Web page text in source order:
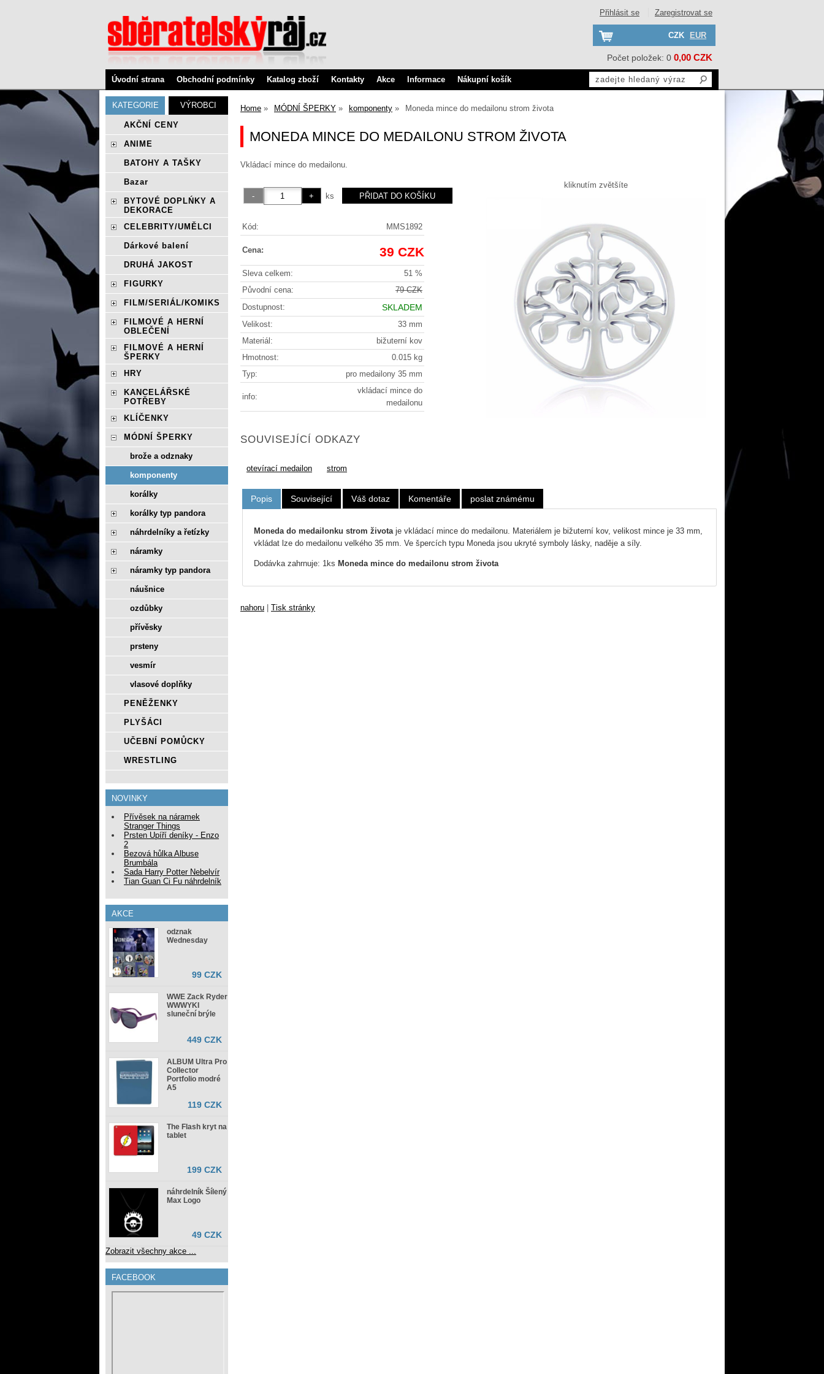
Počet položek: 0 0,00 CZK
CZK EUR
Přihlásit se Zaregistrovat se
Úvodní strana Obchodní podmínky Katalog zboží Kontakty Akce Informace Nákupní košík
Home MÓDNÍ ŠPERKY komponenty Moneda mince do medailonu strom života
MONEDA MINCE DO MEDAILONU STROM ŽIVOTA
Vkládací mince do medailonu.
kliknutím zvětšíte
ks
Kód: MMS1892
Cena: 39 CZK
Sleva celkem:
51 %
Původní cena:
79 CZK
Dostupnost:
SKLADEM
Velikost:
33 mm
Materiál:
bižuterní kov
Hmotnost:
0.015 kg
Typ:
pro medailony 35 mm
info:
vkládací mince do
medailonu
SOUVISEJÍCÍ ODKAZY
otevírací medailon strom
Popis Související Váš dotaz Komentáře poslat známému
Moneda do medailonku strom životaje vkládací mince do medailonu. Materiálem je bižuterní kov, velikost mince je 33 mm,
vkládat lze do medailonu velkého 35 mm. Ve špercích typu Moneda jsou ukryté symboly lásky, naděje a síly.
Dodávka zahrnuje: 1ks Moneda mince do medailonu strom života
nahoru Tisk stránky
KATEGORIE VÝROBCI
AKČNÍ CENY
ANIME
BATOHY A TAŠKY
Bazar
BYTOVÉ DOPLŃKY A
DEKORACE
CELEBRITY/UMĚLCI
Dárkové balení
DRUHÁ JAKOST
FIGURKY
FILM/SERIÁL/KOMIKS
FILMOVÉ A HERNÍ
OBLEČENÍ
FILMOVÉ A HERNÍ
ŠPERKY
HRY
KANCELÁŘSKÉ
POTŘEBY
KLÍČENKY
MÓDNÍ ŠPERKY
brože a odznaky
komponenty
korálky
korálky typ pandora
náhrdelníky a řetízky
náramky
náramky typ pandora
náušnice
ozdůbky
přívěsky
prsteny
vesmír
vlasové doplňky
PENĚŽENKY
PLYŠÁCI
UČEBNÍ POMŮCKY
WRESTLING
NOVINKY
Přívěsek na náramek
Stranger Things
Prsten Upíří deníky - Enzo
2
Bezová hůlka Albuse
Brumbála
Sada Harry Potter Nebelvír
Tian Guan Ci Fu náhrdelník
AKCE
odznak
Wednesday
99 CZK
WWE Zack Ryder
WWWYKI
sluneční brýle
449 CZK
ALBUM Ultra Pro
Collector
Portfolio modré
A5
119 CZK
The Flash kryt na
tablet
199 CZK
náhrdelník Šílený
Max Logo
49 CZK
Zobrazit všechny akce ...
FACEBOOK